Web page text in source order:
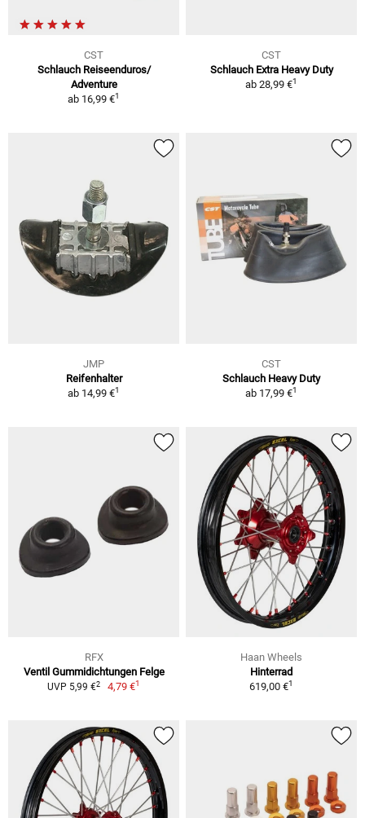
CST
Schlauch Reiseenduros/
Adventure
ab 16,99 €1
CST
Schlauch Extra Heavy Duty
ab 28,99 €1
JMP
Reifenhalter
ab 14,99 €1
CST
Schlauch Heavy Duty
ab 17,99 €1
RFX
Ventil Gummidichtungen Felge
UVP 5,99 €2 4,79 €1
Haan Wheels
Hinterrad
619,00 €1